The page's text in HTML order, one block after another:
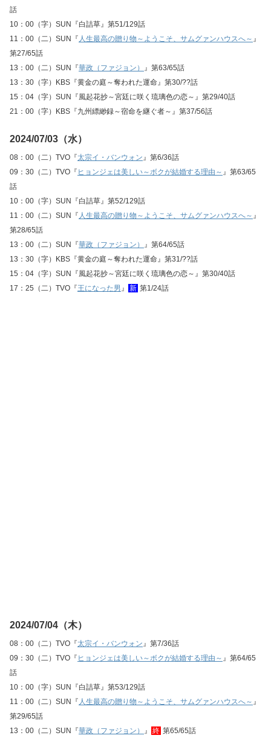
話
10：00（字）SUN『白詰草』第51/129話
11：00（二）SUN『 人生最高の贈り物～ようこそ、サムグァンハウスへ～ 』
第27/65話
13：00（二）SUN『華政（ファジョン） 』第63/65話
13：30（字）KBS『黄金の庭～奪われた運命』第30/??話
15：04（字）SUN『風起花抄～宮廷に咲く琉璃色の恋～』第29/40話
21：00（字）KBS『九州縹緲録～宿命を継ぐ者～』第37/56話
2024/07/03（水）
08：00（二）TVO『太宗イ・バンウォン』第6/36話
09：30（二）TVO『 ヒョンジェは美しい～ボクが結婚する理由～ 』第63/65
話
10：00（字）SUN『白詰草』第52/129話
11：00（二）SUN『 人生最高の贈り物～ようこそ、サムグァンハウスへ～ 』
第28/65話
13：00（二）SUN『華政（ファジョン） 』第64/65話
13：30（字）KBS『黄金の庭～奪われた運命』第31/??話
15：04（字）SUN『風起花抄～宮廷に咲く琉璃色の恋～』第30/40話
17：25（二）TVO『王になった男』 新 第1/24話
2024/07/04（木）
08：00（二）TVO『太宗イ・バンウォン』第7/36話
09：30（二）TVO『 ヒョンジェは美しい～ボクが結婚する理由～ 』第64/65
話
10：00（字）SUN『白詰草』第53/129話
11：00（二）SUN『 人生最高の贈り物～ようこそ、サムグァンハウスへ～ 』
第29/65話
13：00（二）SUN『華政（ファジョン） 』 終 第65/65話